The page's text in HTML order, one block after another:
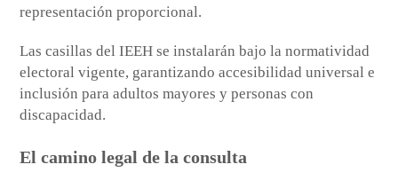
representación proporcional.
Las casillas del IEEH se instalarán bajo la normatividad
electoral vigente, garantizando accesibilidad universal e
inclusión para adultos mayores y personas con
discapacidad.
El camino legal de la consulta